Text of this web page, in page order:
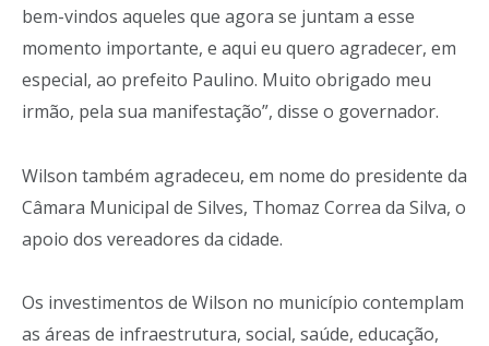
bem-vindos aqueles que agora se juntam a esse
momento importante, e aqui eu quero agradecer, em
especial, ao prefeito Paulino. Muito obrigado meu
irmão, pela sua manifestação”, disse o governador.
Wilson também agradeceu, em nome do presidente da
Câmara Municipal de Silves, Thomaz Correa da Silva, o
apoio dos vereadores da cidade.
Os investimentos de Wilson no município contemplam
as áreas de infraestrutura, social, saúde, educação,